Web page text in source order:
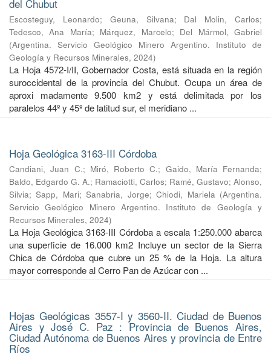
del Chubut
Escosteguy, Leonardo; Geuna, Silvana; Dal Molin, Carlos;
Tedesco, Ana María; Márquez, Marcelo; Del Mármol, Gabriel
(Argentina. Servicio Geológico Minero Argentino. Instituto de
Geología y Recursos Minerales, 2024)
La Hoja 4572-I/II, Gobernador Costa, está situada en la región
suroccidental de la provincia del Chubut. Ocupa un área de
aproxi madamente 9.500 km2 y está delimitada por los
paralelos 44º y 45º de latitud sur, el meridiano ...
Hoja Geológica 3163-III Córdoba
Candiani, Juan C.; Miró, Roberto C.; Gaido, María Fernanda;
Baldo, Edgardo G. A.; Ramaciotti, Carlos; Ramé, Gustavo; Alonso,
Silvia;Sapp, Mari;Sanabria, Jorge;Chiodi, Mariela (Argentina.
Servicio Geológico Minero Argentino. Instituto de Geología y
Recursos Minerales, 2024)
La Hoja Geológica 3163-III Córdoba a escala 1:250.000 abarca
una superficie de 16.000 km2 Incluye un sector de la Sierra
Chica de Córdoba que cubre un 25 % de la Hoja. La altura
mayor corresponde al Cerro Pan de Azúcar con ...
Hojas Geológicas 3557-I y 3560-II. Ciudad de Buenos
Aires y José C. Paz : Provincia de Buenos Aires,
Ciudad Autónoma de Buenos Aires y provincia de Entre
Ríos